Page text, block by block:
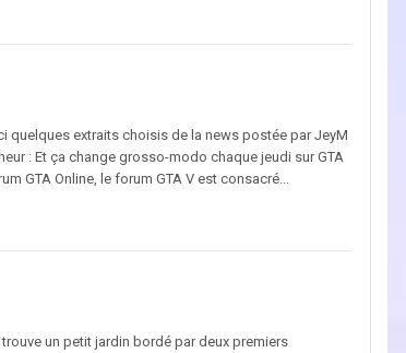
quelques extraits choisis de la news postée par JeyM
: Et ça change grosso-modo chaque jeudi sur GTA
GTA Online, le forum GTA V est consacré...
un petit jardin bordé par deux premiers